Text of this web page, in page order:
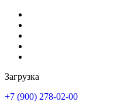
Загрузка
+7 (900) 278-02-00